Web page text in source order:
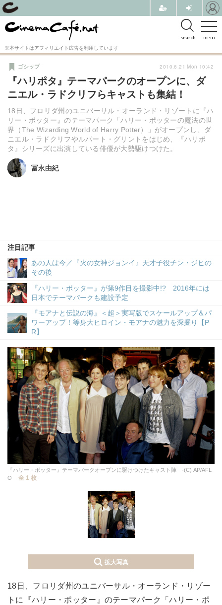
menu
search
※本サイトはアフィリエイト広告を利用しています
『ハリポタ』テーマパークのオープンに、ダ
ニエル・ラドクリフらキャストも集結！
18日、フロリダ州のユニバーサル・オーランド・リゾートに『ハ
リー・ポッター』のテーマパーク「ハリー・ポッターの魔法の世
界（The Wizarding World of Harry Potter）」がオープンし、ダ
ニエル・ラドクリフやルパート・グリントをはじめ、『ハリポ
タ』シリーズに出演している俳優が大勢駆けつけた。
ゴシップ
冨永由紀
冨永由紀
注目記事
あの人は今／『火の女神ジョンイ』天才子役チン・ジヒの
その後
『ハリー・ポッター』が第9作目を撮影中!? 2016年には
日本でテーマパークも建設予定
『モアナと伝説の海』＜超＞実写版でスケールアップ＆パ
ワーアップ！等身大ヒロイン・モアナの魅力を深掘り【P
R】
2010.6.21 Mon 10:42
『ハリー・ポッター』テーマパークオープンに駆けつけたキャスト陣 -(C) AP/AFL
O
全 1 枚
拡大写真
18日、フロリダ州のユニバーサル・オーランド・リゾー
トに『ハリー・ポッター』のテーマパーク「ハリー・ポ